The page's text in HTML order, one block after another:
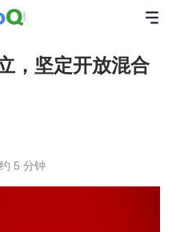
，坚定开放混合
5 分钟